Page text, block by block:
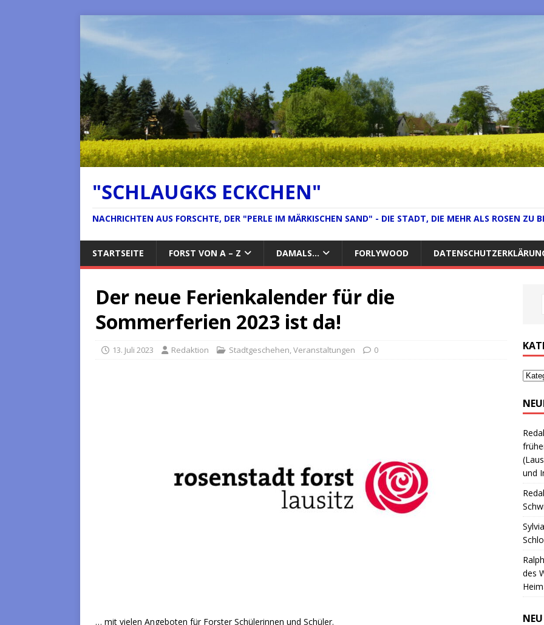
"SCHLAUGKS ECKCHEN"
NACHRICHTEN AUS FORSCHTE, DER "PERLE IM MÄRKISCHEN SAND" - DIE STADT, DIE MEHR ALS ROSEN ZU
STARTSEITE FORST VON A – Z DAMALS… FORLYWOOD
Der neue Ferienkalender für die
Sommerferien 2023 ist da!
13. Juli 2023 Redaktion Stadtgeschehen,Veranstaltungen 0
… mit vielen Angeboten für Forster Schülerinnen und Schüler.
und
Sylvia
des